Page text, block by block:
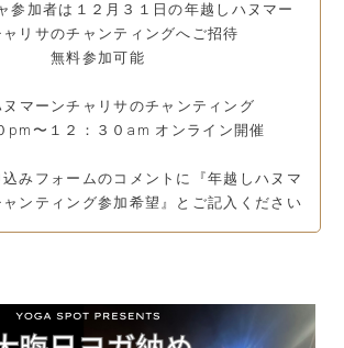
参加者は１２月３１日の年越しハヌマー
ャリサのチャンティングへご招待
無料参加可能
マーンチャリサのチャンティング
pm〜１２：３０am オンライン開催
みフォームのコメントに『年越しハヌマ
ンティング参加希望』とご記入ください